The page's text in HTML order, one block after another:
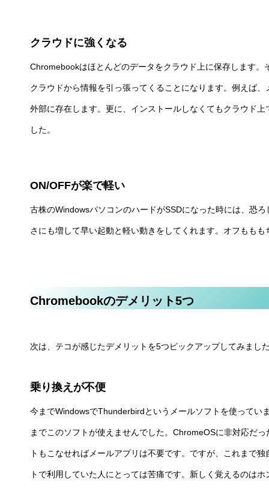
クラウドに強くなる
Chromebookはほとんどのデータをクラウド上に保存します
クラウドから情報を引っ張ってくることになります。例えば
外部に存在します。更に、インストールしなくてもクラウド
した。
ON/OFFが楽で軽い
古株のWindowsパソコンのハードがSSDになった時には、恐
さにも増して早い起動と軽い動きをしてくれます。オフももも
Chromebookのデメリット5つ
次は、テコが感じたデメリットを5つピックアップしてみまし
乗り換えが不便
今までWindowsでThunderbirdというメールソフトを使ってい
までこのソフトが使えませんでした。ChromeOSに非対応だ
トもこなせればメールアプリは不要です。ですが、これまで
トで利用していた人にとっては苦痛です。新しく覚えるのはホ